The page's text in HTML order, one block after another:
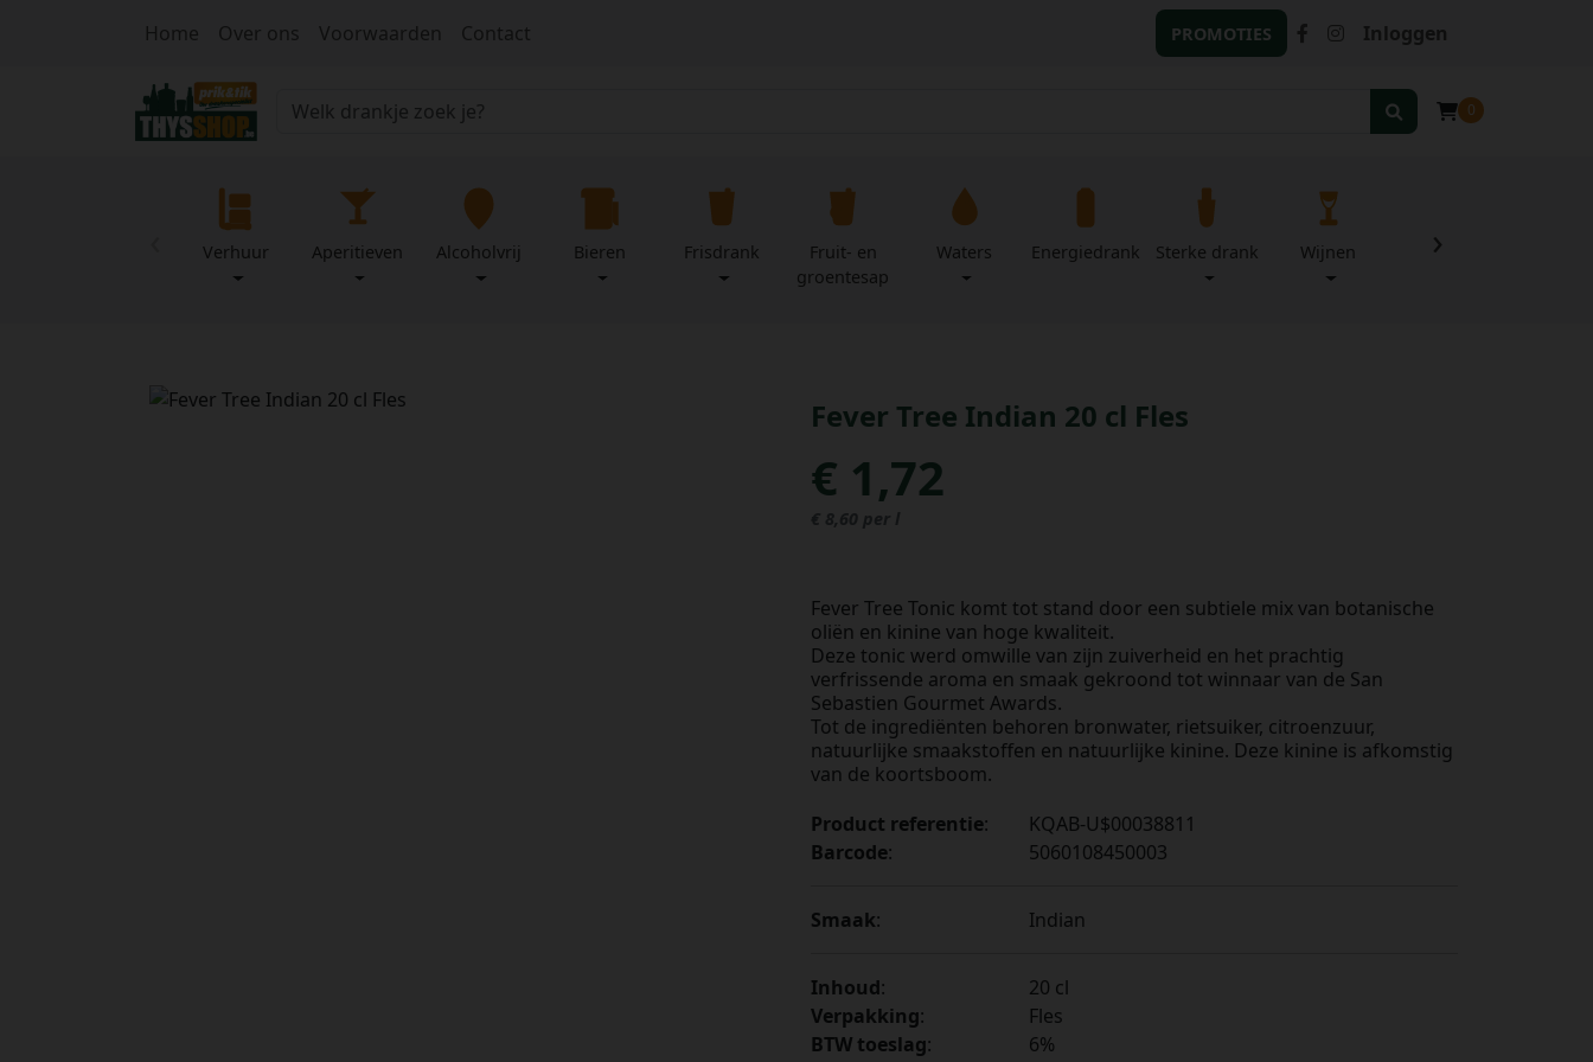
Home Over ons Voorwaarden Contact PROMOTIES Inloggen
0
Verhuur Aperitieven Alcoholvrij Bieren Frisdrank
Fruit- en
groentesap
Waters Energiedrank Sterke drank Wijnen Zuivel
›
Fever Tree Indian 20 cl Fles
€ 1,72
€ 8,60 per l
Fever Tree Tonic komt tot stand door een subtiele mix van botanische
oliën en kinine van hoge kwaliteit.
Deze tonic werd omwille van zijn zuiverheid en het prachtig
verfrissende aroma en smaak gekroond tot winnaar van de San
Sebastien Gourmet Awards.
Tot de ingrediënten behoren bronwater, rietsuiker, citroenzuur,
natuurlijke smaakstoffen en natuurlijke kinine. Deze kinine is afkomstig
van de koortsboom.
Product referentie:
KQAB-U$00038811
Barcode: 5060108450003
Smaak: Indian
Inhoud:
20 cl
Verpakking:
Fles
BTW toeslag: 6%